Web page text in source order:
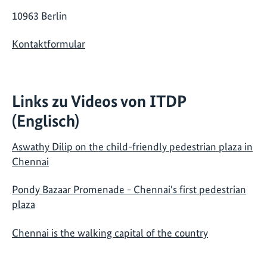
10963 Berlin
Kontaktformular
Links zu Videos von ITDP
(Englisch)
Aswathy Dilip on the child-friendly pedestrian plaza in
Chennai
Pondy Bazaar Promenade - Chennai's first pedestrian
plaza
Chennai is the walking capital of the country